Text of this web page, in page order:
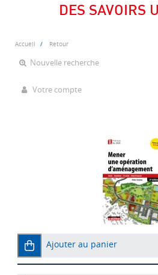
DES SAVOIRS
Accueil Retour
Nouvelle recherche
Votre compte
Ajouter au panier